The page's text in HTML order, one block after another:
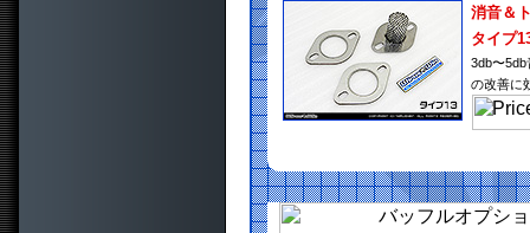
消音＆
タイプ
3db〜
の改善に